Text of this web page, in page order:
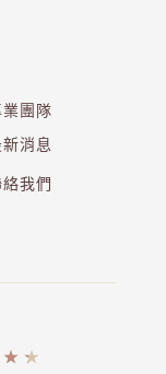
業團隊
消息
我們
★ ★